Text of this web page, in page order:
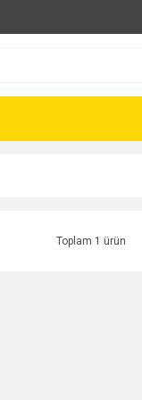
Toplam 1 ürün